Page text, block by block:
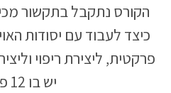
הקורס נתקבל בתקשור
כיצד לעבוד עם יסודות
פרקטית, ליצירת ריפוי
יש בו 12 פרקים.